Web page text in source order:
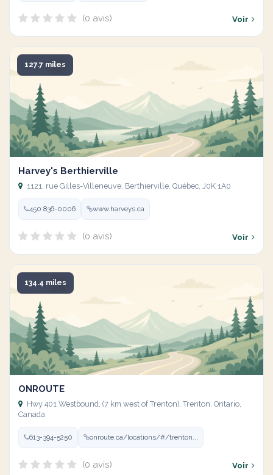
(0 avis) Voir
127.7 miles
Harvey's Berthierville
1121, rue Gilles-Villeneuve, Berthierville, Québec, J0K 1A0
450 836-0006 www.harveys.ca
(0 avis) Voir
134.4 miles
ONROUTE
Hwy 401 Westbound, (7 km west of Trenton), Trenton, Ontario,
Canada
613-394-5250 onroute.ca/locations/#/trenton...
(0 avis) Voir